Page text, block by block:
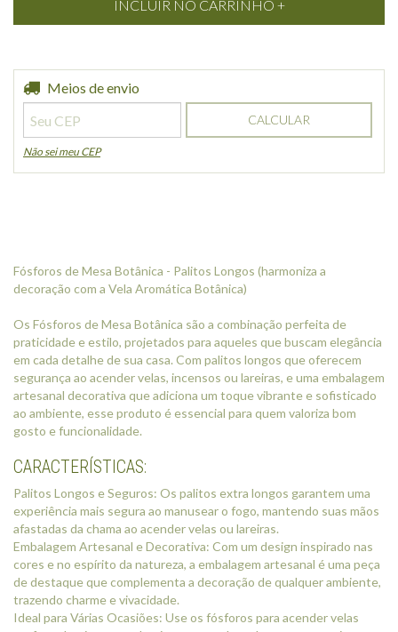
Entregas para o CEP:
Meios de envio
CALCULAR
Não sei meu CEP
Fósforos de Mesa Botânica - Palitos Longos (harmoniza a
decoração com a Vela Aromática Botânica)
Os Fósforos de Mesa Botânica são a combinação perfeita de
praticidade e estilo, projetados para aqueles que buscam elegância
em cada detalhe de sua casa. Com palitos longos que oferecem
segurança ao acender velas, incensos ou lareiras, e uma embalagem
artesanal decorativa que adiciona um toque vibrante e sofisticado
ao ambiente, esse produto é essencial para quem valoriza bom
gosto e funcionalidade.
CARACTERÍSTICAS:
Palitos Longos e Seguros: Os palitos extra longos garantem uma
experiência mais segura ao manusear o fogo, mantendo suas mãos
afastadas da chama ao acender velas ou lareiras.
Embalagem Artesanal e Decorativa: Com um design inspirado nas
cores e no espírito da natureza, a embalagem artesanal é uma peça
de destaque que complementa a decoração de qualquer ambiente,
trazendo charme e vivacidade.
Ideal para Várias Ocasiões: Use os fósforos para acender velas